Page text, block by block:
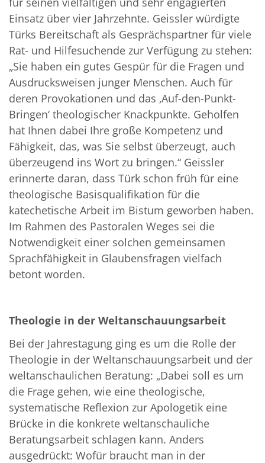
Einsatz über vier Jahrzehnte. Geissler würdigte
Türks Bereitschaft als Gesprächspartner für viele
Rat- und Hilfesuchende zur Verfügung zu stehen:
„Sie haben ein gutes Gespür für die Fragen und
Ausdrucksweisen junger Menschen. Auch für
deren Provokationen und das ‚Auf-den-Punkt-
Bringen‘ theologischer Knackpunkte. Geholfen
hat Ihnen dabei Ihre große Kompetenz und
Fähigkeit, das, was Sie selbst überzeugt, auch
überzeugend ins Wort zu bringen.“ Geissler
erinnerte daran, dass Türk schon früh für eine
theologische Basisqualifikation für die
katechetische Arbeit im Bistum geworben haben.
Im Rahmen des Pastoralen Weges sei die
Notwendigkeit einer solchen gemeinsamen
Sprachfähigkeit in Glaubensfragen vielfach
betont worden.
Theologie in der Weltanschauungsarbeit
Bei der Jahrestagung ging es um die Rolle der
Theologie in der Weltanschauungsarbeit und der
weltanschaulichen Beratung: „Dabei soll es um
die Frage gehen, wie eine theologische,
systematische Reflexion zur Apologetik eine
Brücke in die konkrete weltanschauliche
Beratungsarbeit schlagen kann. Anders
ausgedrückt: Wofür braucht man in der